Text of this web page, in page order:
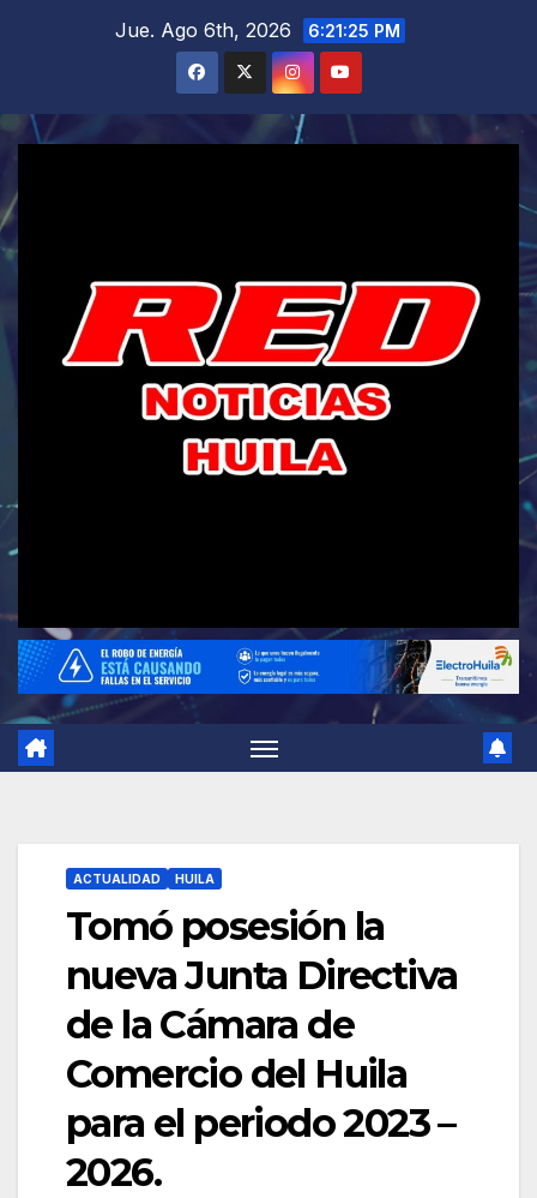
Jue. Ago 6th, 2026 6:21:26 PM
ACTUALIDAD HUILA
Tomó posesión la
nueva Junta Directiva
de la Cámara de
Comercio del Huila
para el periodo 2023 –
2026.